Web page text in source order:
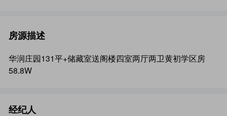
房源描述
华润庄园131平+储藏室送阁楼四室两厅两卫黄初学区房
58.8W
经纪人